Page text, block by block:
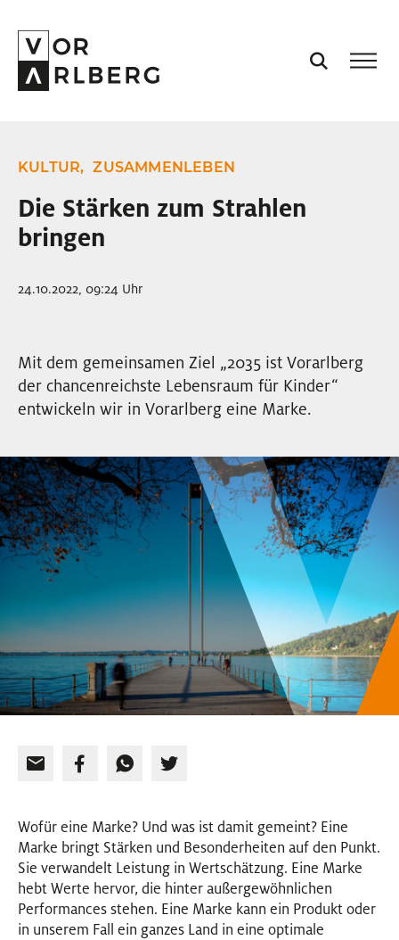
PROJEKTE
VISION
EVENTS
NEWSLETTER
KULTUR, ZUSAMMENLEBEN
Die Stärken zum Strahlen
bringen
24.10.2022, 09:24 Uhr
Mit dem gemeinsamen Ziel „2035 ist Vorarlberg
der chancenreichste Lebensraum für Kinder“
entwickeln wir in Vorarlberg eine Marke.
Wofür eine Marke? Und was ist damit gemeint? Eine
Marke bringt Stärken und Besonderheiten auf den Punkt.
Sie verwandelt Leistung in Wertschätzung. Eine Marke
hebt Werte hervor, die hinter außergewöhnlichen
Performances stehen. Eine Marke kann ein Produkt oder
in unserem Fall ein ganzes Land in eine optimale